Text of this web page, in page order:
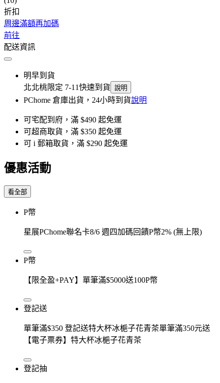
折扣
周邊滿額再加碼
前往
配送資訊
明早到貨
北北桃限定 7-11快速到貨 說明
PChome 倉庫出貨，24小時到貨說明
可宅配到府，滿 $490 起免運
可超商取貨，滿 $350 起免運
可 i 郵箱取貨，滿 $290 起免運
優惠活動
看全部
P幣
星展PChome聯名卡8/6 週四加碼回饋P幣2% (無上限)
P幣
【限全盈+PAY】單筆滿$5000送100P幣
登記送
單筆滿$350 登記送特大杯冰梔子花青茶單筆滿350元送
【電子票券】特大杯冰梔子花青茶
登記抽